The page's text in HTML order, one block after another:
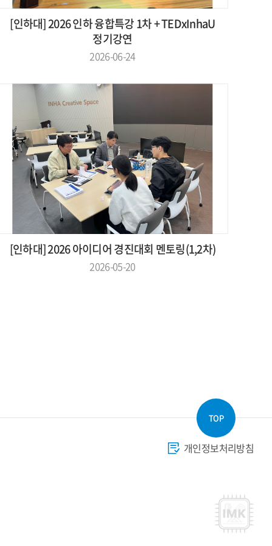
[인하대] 2026 인하 융합특강 1차 + TEDxInhaU
정기강연
2026-06-24
[인하대] 2026 아이디어 경진대회 멘토링(1,2차)
2026-05-20
개인정보처리방침
TOP